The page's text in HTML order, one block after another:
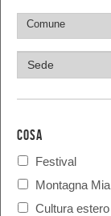
COSA
Festival
Montagna Mia
Cultura estero